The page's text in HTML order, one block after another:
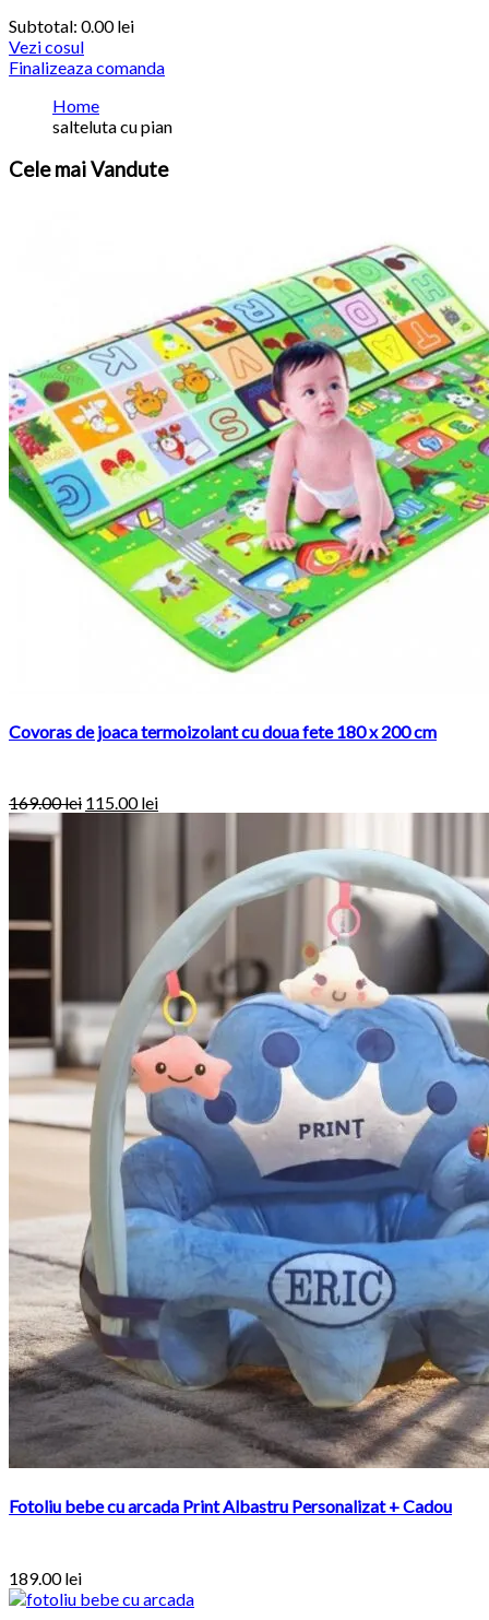
Subtotal: 0.00lei
Vezi cosul
Finalizeaza comanda
Home
salteluta cu pian
Celemai Vandute
Covoras de joaca termoizolant cu doua fete 180 x 200 cm
169.00lei 115.00lei
Fotoliu bebe cu arcada Print Albastru Personalizat + Cadou
189.00lei